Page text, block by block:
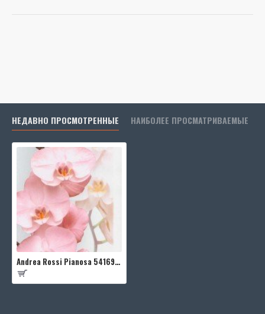
НЕДАВНО ПРОСМОТРЕННЫЕ НАИБОЛЕЕ ПРОСМАТРИВАЕМЫЕ
Andrea Rossi Pianosa 54169-2